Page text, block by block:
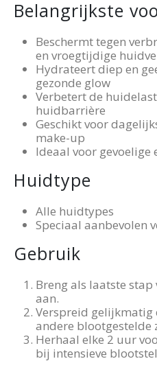
Belangrijkste
Beschermt tegen
en vroegtijdige
Hydrateert diep en
gezonde glow
Verbetert de
huidbarrière
Geschikt voor
make-up
Ideaal voor gevoelige
Huidtype
Alle huidtypes
Speciaal aanbevolen
Gebruik
Breng als laatste
aan.
Verspreid gelijkmatig
andere blootgestelde
Herhaal elke 2 uur
bij intensieve